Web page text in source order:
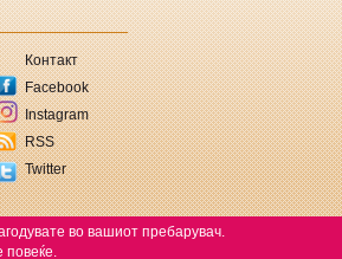
во вашиот пребарувач.
повеќе.
Контакт
Facebook
Instagram
RSS
Twitter